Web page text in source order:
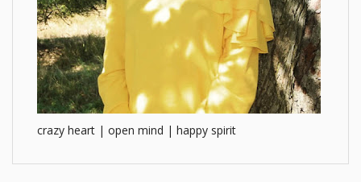
crazy heart | open mind | happy spirit